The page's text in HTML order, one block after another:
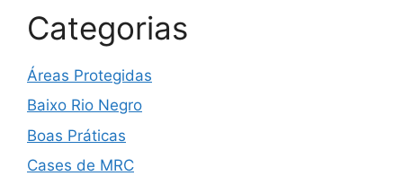
Categorias
Áreas Protegidas
Baixo Rio Negro
Boas Práticas
Cases de MRC